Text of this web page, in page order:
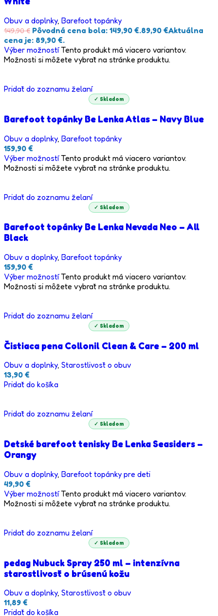
Obuv a doplnky, Barefoot topánky
149,90€ Pôvodná cena bola: 149,90 €.89,90 €Aktuálna
cena je: 89,90 €.
Výber možností Tento produkt má viacero variantov.
Možnosti si môžete vybrať na stránke produktu.
Pridať do zoznamu želaní
✓ Skladom
Barefoot topánky Be Lenka Atlas – Navy Blue
Obuv a doplnky, Barefoot topánky
159,90 €
Výber možností Tento produkt má viacero variantov.
Možnosti si môžete vybrať na stránke produktu.
Pridať do zoznamu želaní
✓ Skladom
Barefoot topánky Be Lenka Nevada Neo – All
Black
Obuv a doplnky, Barefoot topánky
159,90 €
Výber možností Tento produkt má viacero variantov.
Možnosti si môžete vybrať na stránke produktu.
Pridať do zoznamu želaní
✓ Skladom
Čistiaca pena Collonil Clean & Care – 200 ml
Obuv a doplnky, Starostlivosť o obuv
13,90 €
Pridať do košíka
Pridať do zoznamu želaní
✓ Skladom
Detské barefoot tenisky Be Lenka Seasiders –
Orangy
Obuv a doplnky, Barefoot topánky pre deti
49,90 €
Výber možností Tento produkt má viacero variantov.
Možnosti si môžete vybrať na stránke produktu.
Pridať do zoznamu želaní
✓ Skladom
pedag Nubuck Spray 250 ml – intenzívna
starostlivosť o brúsenú kožu
Obuv a doplnky, Starostlivosť o obuv
11,89 €
Pridať do košíka